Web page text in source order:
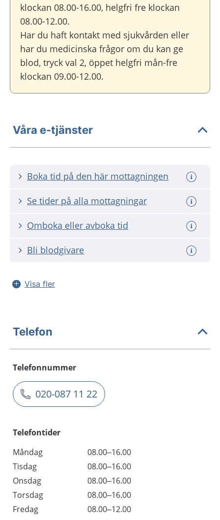
klockan 08.00-16.00, helgfri fre klockan
08.00-12.00.
Har du haft kontakt med sjukvården eller
har du medicinska frågor om du kan ge
blod, tryck val 2, öppet helgfri mån-fre
klockan 09.00-12.00.
Våra e-tjänster
Boka tid på den här mottagningen
Se tider på alla mottagningar
Omboka eller avboka tid
Bli blodgivare
Visa fler
Telefon
Telefonnummer
020-087 11 22
Telefontider
Måndag
08.00–16.00
Tisdag
08.00–16.00
Onsdag
08.00–16.00
Torsdag
08.00–16.00
Fredag
08.00–12.00